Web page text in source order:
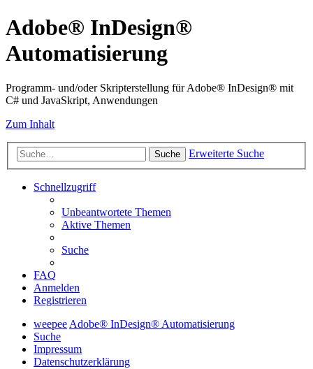
Adobe® InDesign®
Automatisierung
Programm- und/oder Skripterstellung für Adobe® InDesign® mit
C# und JavaSkript, Anwendungen
Zum Inhalt
Suche Erweiterte Suche
Schnellzugriff
Unbeantwortete Themen
Aktive Themen
Suche
FAQ
Anmelden
Registrieren
weepeeAdobe® InDesign® Automatisierung
Suche
Impressum
Datenschutzerklärung